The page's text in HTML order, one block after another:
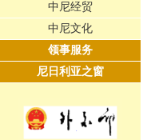
中尼经贸
中尼文化
领事服务
尼日利亚之窗